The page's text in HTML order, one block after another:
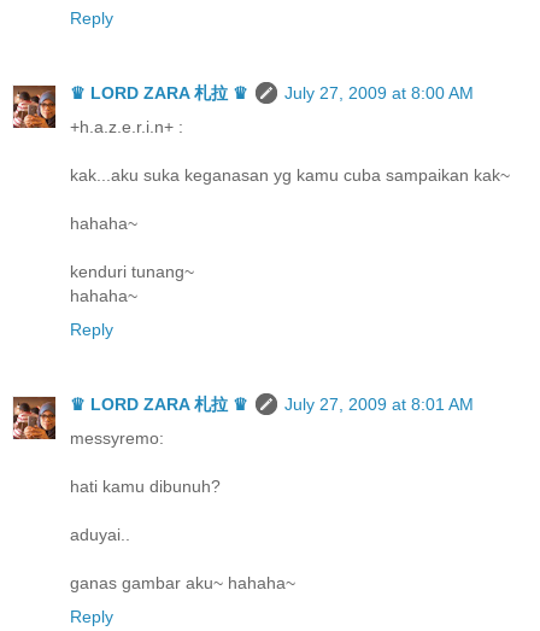
Reply
♛ LORD ZARA 札拉 ♛
July 27, 2009 at 8:00 AM
+h.a.z.e.r.i.n+ :
kak...aku suka keganasan yg kamu cuba sampaikan kak~
hahaha~
kenduri tunang~
hahaha~
Reply
♛ LORD ZARA 札拉 ♛
July 27, 2009 at 8:01 AM
messyremo:
hati kamu dibunuh?
aduyai..
ganas gambar aku~ hahaha~
Reply